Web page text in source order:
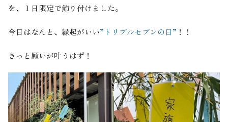
を、１日限定で飾り付けました。
今日はなんと、縁起がいい”トリプルセブンの日” ！！
きっと願いが叶うはず！